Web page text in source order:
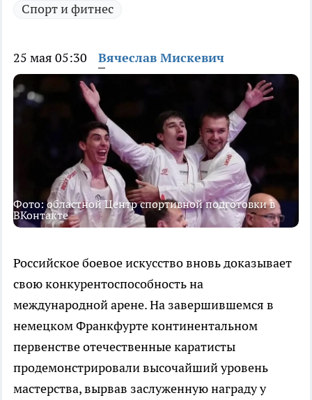
Спорт и фитнес
25 мая 05:30 Вячеслав Мискевич
Фото: областной Центр спортивной подготовки в
ВКонтакте
Российское боевое искусство вновь доказывает
свою конкурентоспособность на
международной арене. На завершившемся в
немецком Франкфурте континентальном
первенстве отечественные каратисты
продемонстрировали высочайший уровень
мастерства, вырвав заслуженную награду у